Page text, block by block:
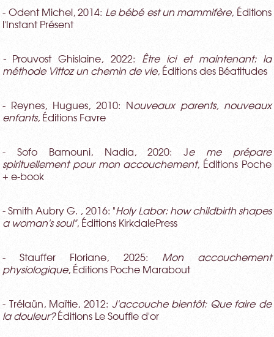
- Odent Michel, 2014: Le bébé est un mammifère, Éditions
l'Instant Présent
- Prouvost Ghislaine, 2022: Être ici et maintenant: la
méthode Vittoz un chemin de vie, Éditions des Béatitudes
- Reynes, Hugues, 2010: Nouveaux parents, nouveaux
enfants, Éditions Favre
- Sofo Bamouni, Nadia, 2020: Je me prépare
spirituellement pour mon accouchement, Éditions Poche
+ e-book
- Smith Aubry G. , 2016: "Holy Labor: how childbirth shapes
a woman's soul", Éditions KirkdalePress
- Stauffer Floriane, 2025: Mon accouchement
physiologique, Éditions Poche Marabout
- Trélaün, Maïtie, 2012: J'accouche bientôt: Que faire de
la douleur? Éditions Le Souffle d'or